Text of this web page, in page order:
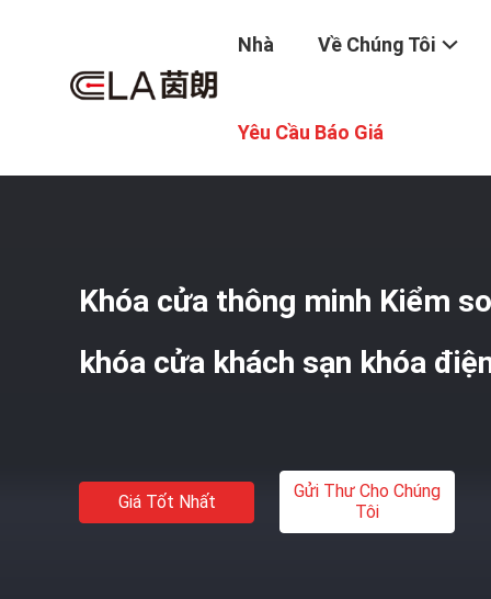
Nhà Về Chúng Tôi
Yêu Cầu Báo Giá
Khóa Cửa Thông Minh
Khóa cửa thông minh Kiểm
khóa cửa khách sạn khóa
Giá Tốt Nhất
Gửi Thư Cho Chúng
Tôi